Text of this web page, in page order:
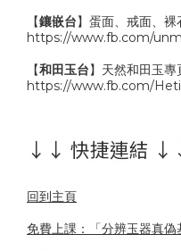
【鑲嵌台】蛋面、戒面、裸
https://www.fb.com/
【和田玉台】天然和田玉專
https://www.fb.com/
↓↓ 快捷連結
回到主頁
免費上課：「分辨玉器真偽